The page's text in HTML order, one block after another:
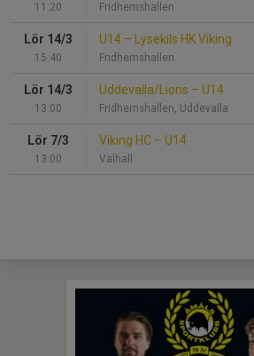
11:20 Fridhemshallen
Lör 14/3
15:40
U14 – Lysekils HK Viking
Fridhemshallen
Lör 14/3
13:00
Uddevalla/Lions – U14
Fridhemshallen, Uddevalla
Lör 7/3
13:00
Viking HC – U14
Valhall